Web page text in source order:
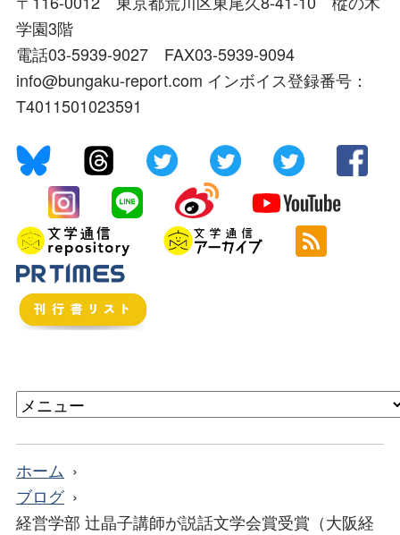
学園3階
電話03-5939-9027 FAX03-5939-9094
info@bungaku-report.com インボイス登録番号：
T4011501023591
ホーム
ブログ
経営学部 辻晶子講師が説話文学会賞受賞（大阪経